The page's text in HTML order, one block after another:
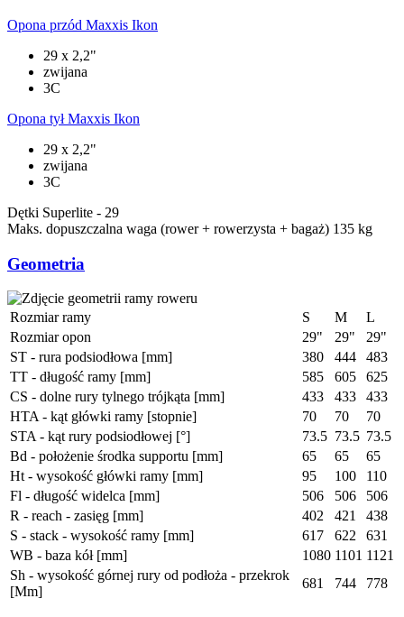
Opona przód Maxxis Ikon
29 x 2,2"
zwijana
3C
Opona tył Maxxis Ikon
29 x 2,2"
zwijana
3C
Dętki Superlite - 29
Maks. dopuszczalna waga (rower + rowerzysta + bagaż) 135 kg
Geometria
Rozmiar ramy S M
L
Rozmiar opon
29" 29"
29"
ST - rura podsiodłowa [mm]
380 444
483
TT - długość ramy [mm]
585 605
625
CS - dolne rury tylnego trójkąta [mm]
433 433
433
HTA - kąt główki ramy [stopnie]
70 70
70
STA - kąt rury podsiodłowej [°]
73.5 73.5 73.5
Bd - położenie środka supportu [mm]
65 65
65
Ht - wysokość główki ramy [mm]
95 100
110
Fl - długość widelca [mm]
506 506
506
R - reach - zasięg [mm]
402 421
438
S - stack - wysokość ramy [mm]
617 622
631
WB - baza kół [mm]
1080 1101 1121
Sh - wysokość górnej rury od podłoża - przekrok
[Mm]
681 744 778